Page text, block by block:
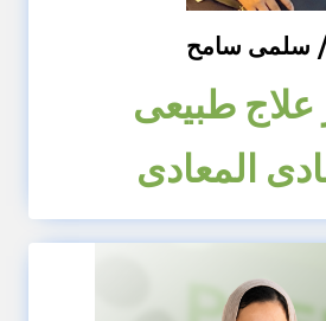
سلمى سامح
علاج طبيعى
المعادى